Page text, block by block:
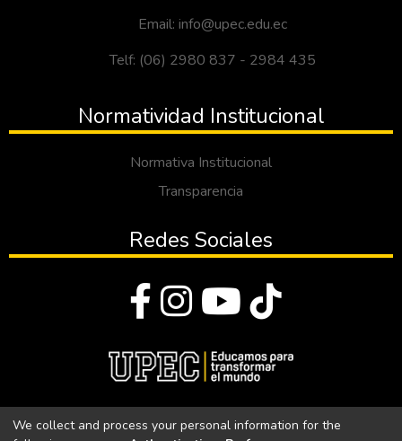
Email: info@upec.edu.ec
Telf: (06) 2980 837 - 2984 435
Normatividad Institucional
Normativa Institucional
Transparencia
Redes Sociales
We collect and process your personal information for the